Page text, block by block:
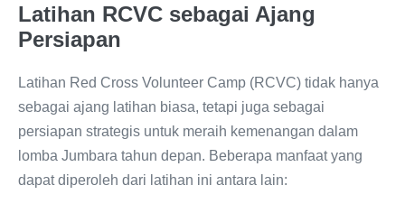
Latihan RCVC sebagai Ajang
Persiapan
Latihan Red Cross Volunteer Camp (RCVC) tidak hanya
sebagai ajang latihan biasa, tetapi juga sebagai
persiapan strategis untuk meraih kemenangan dalam
lomba Jumbara tahun depan. Beberapa manfaat yang
dapat diperoleh dari latihan ini antara lain: